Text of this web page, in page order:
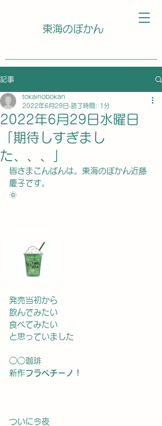
東海のぼかん
記事
2022年6月29日水曜日
「期待しすぎまし
た、、、」
tokainobokan
2022年6月29日 読了時間: 1分
皆さまこんばんは。東海のぼかん近藤
慶子です。
🌞
発売当初から
飲んでみたい
食べてみたい
と思っていました
◯◯珈琲
新作フラペチーノ！
ついに今夜